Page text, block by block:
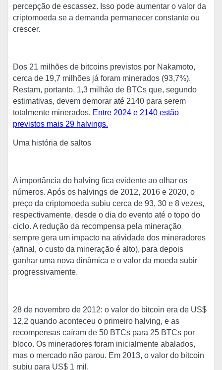
percepção de escassez. Isso pode aumentar o valor da
criptomoeda se a demanda permanecer constante ou
crescer.
Dos 21 milhões de bitcoins previstos por Nakamoto,
cerca de 19,7 milhões já foram minerados (93,7%).
Restam, portanto, 1,3 milhão de BTCs que, segundo
estimativas, devem demorar até 2140 para serem
totalmente minerados. Entre 2024 e 2140 estão
previstos mais 29 halvings.
Uma história de saltos
A importância do halving fica evidente ao olhar os
números. Após os halvings de 2012, 2016 e 2020, o
preço da criptomoeda subiu cerca de 93, 30 e 8 vezes,
respectivamente, desde o dia do evento até o topo do
ciclo. A redução da recompensa pela mineração
sempre gera um impacto na atividade dos mineradores
(afinal, o custo da mineração é alto), para depois
ganhar uma nova dinâmica e o valor da moeda subir
progressivamente.
28 de novembro de 2012: o valor do bitcoin era de US$
12,2 quando aconteceu o primeiro halving, e as
recompensas caíram de 50 BTCs para 25 BTCs por
bloco. Os mineradores foram inicialmente abalados,
mas o mercado não parou. Em 2013, o valor do bitcoin
subiu para US$ 1 mil.